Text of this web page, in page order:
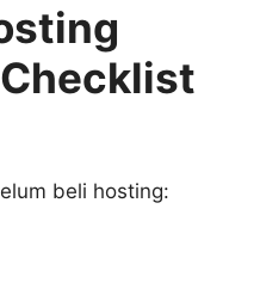
beli hosting: